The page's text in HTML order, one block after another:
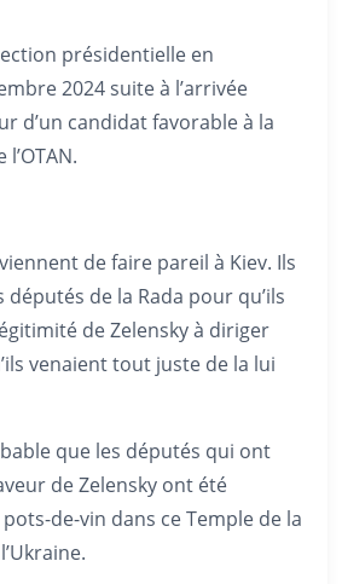
présidentielle en
2024 suite à l’arrivée
d’un candidat favorable à la
de faire pareil à Kiev. Ils
de la Rada pour qu’ils
de Zelensky à diriger
venaient tout juste de la lui
que les députés qui ont
de Zelensky ont été
de-vin dans ce Temple de la